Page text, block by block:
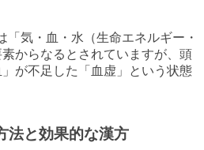
「気・血・水（生命エネルギー・
からなるとされていますが、頭
が不足した「血虚」という状態
法と効果的な漢方